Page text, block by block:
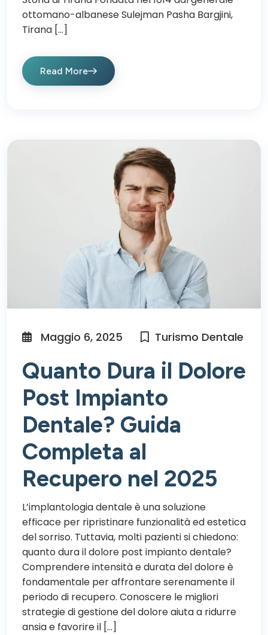
ottomano-albanese Sulejman Pasha Bargjini,
Tirana […]
Read More
Maggio 6, 2025 Turismo Dentale
Quanto Dura il Dolore
Post Impianto
Dentale? Guida
Completa al
Recupero nel 2025
L’implantologia dentale è una soluzione
efficace per ripristinare funzionalità ed estetica
del sorriso. Tuttavia, molti pazienti si chiedono:
quanto dura il dolore post impianto dentale?
Comprendere intensità e durata del dolore è
fondamentale per affrontare serenamente il
periodo di recupero. Conoscere le migliori
strategie di gestione del dolore aiuta a ridurre
ansia e favorire il […]